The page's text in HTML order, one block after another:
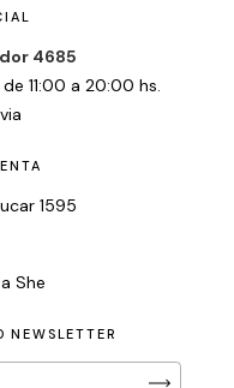
4685
11:00 a 20:00 hs.
1595
She
NEWSLETTER